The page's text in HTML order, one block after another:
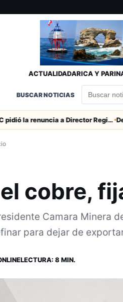
ACTUALIDADARICA Y
BUSCAR NOTICIAS
SERNAC pidió la renuncia a Director Regional (s) de Arica por contratar solo a militantes del Gobierno
cobre,
Camara Minera
para dejar de
LECTURA: 8 MIN.